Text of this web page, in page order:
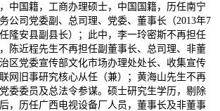
国籍，工商办理硕士，中国国籍，历任南宁
公司党委副、总司理、党委、董事长（2013年7
隆安县副县长）；此中，李一玲密斯不再担任
陈近程先生不再担任副董事长、总司理、非董
区党委宣传部文化市场办理处处长、收集宣传
网旧事研究核心从任（兼）；黄海山先生不再
委委员及总法令参谋。硕士研究生学历，剔除
，历任广西电视设备厂人员，董事长及非董事